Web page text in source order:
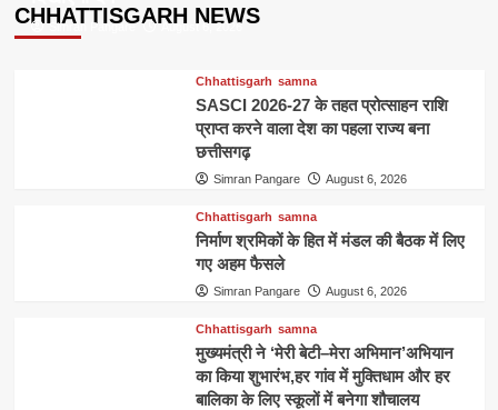
CHHATTISGARH NEWS
Simran Pangare August 6, 2026
Chhattisgarh samna
SASCI 2026-27 के तहत प्रोत्साहन राशि
प्राप्त करने वाला देश का पहला राज्य बना
छत्तीसगढ़
Simran Pangare August 6, 2026
Chhattisgarh samna
निर्माण श्रमिकों के हित में मंडल की बैठक में लिए
गए अहम फैसले
Simran Pangare August 6, 2026
Chhattisgarh samna
मुख्यमंत्री ने ‘मेरी बेटी–मेरा अभिमान’अभियान
का किया शुभारंभ,हर गांव में मुक्तिधाम और हर
बालिका के लिए स्कूलों में बनेगा शौचालय